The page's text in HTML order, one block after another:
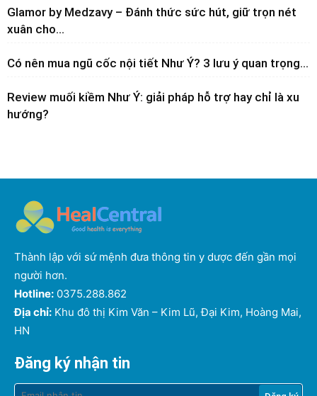
Glamor by Medzavy – Đánh thức sức hút, giữ trọn nét
xuân cho...
Có nên mua ngũ cốc nội tiết Như Ý? 3 lưu ý quan trọng...
Review muối kiềm Như Ý: giải pháp hỗ trợ hay chỉ là xu
hướng?
Thành lập với sứ mệnh đưa thông tin y dược đến gần mọi
người hơn.
Hotline: 0375.288.862
Địa chỉ: Khu đô thị Kim Văn – Kim Lũ, Đại Kim, Hoàng Mai,
HN
Đăng ký nhận tin